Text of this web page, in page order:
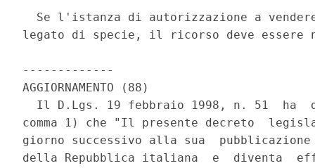
Se l'istanza di autorizzazione a
legato di specie, il ricorso deve
-------------
AGGIORNAMENTO (88)
Il D.Lgs. 19 febbraio 1998, n. 51  ha
comma 1) che "Il presente decreto
giorno successivo alla sua
della Repubblica italiana  e  diventa